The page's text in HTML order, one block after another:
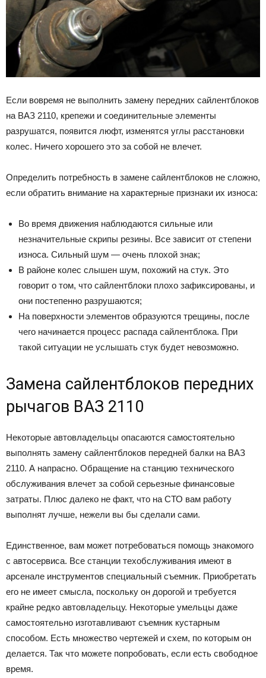
Если вовремя не выполнить замену передних сайлентблоков
на ВАЗ 2110, крепежи и соединительные элементы
разрушатся, появится люфт, изменятся углы расстановки
колес. Ничего хорошего это за собой не влечет.
Определить потребность в замене сайлентблоков не сложно,
если обратить внимание на характерные признаки их износа:
Во время движения наблюдаются сильные или
незначительные скрипы резины. Все зависит от степени
износа. Сильный шум — очень плохой знак;
В районе колес слышен шум, похожий на стук. Это
говорит о том, что сайлентблоки плохо зафиксированы, и
они постепенно разрушаются;
На поверхности элементов образуются трещины, после
чего начинается процесс распада сайлентблока. При
такой ситуации не услышать стук будет невозможно.
Замена сайлентблоков передних
рычагов ВАЗ 2110
Некоторые автовладельцы опасаются самостоятельно
выполнять замену сайлентблоков передней балки на ВАЗ
2110. А напрасно. Обращение на станцию технического
обслуживания влечет за собой серьезные финансовые
затраты. Плюс далеко не факт, что на СТО вам работу
выполнят лучше, нежели вы бы сделали сами.
Единственное, вам может потребоваться помощь знакомого
с автосервиса. Все станции техобслуживания имеют в
арсенале инструментов специальный съемник. Приобретать
его не имеет смысла, поскольку он дорогой и требуется
крайне редко автовладельцу. Некоторые умельцы даже
самостоятельно изготавливают съемник кустарным
способом. Есть множество чертежей и схем, по которым он
делается. Так что можете попробовать, если есть свободное
время.